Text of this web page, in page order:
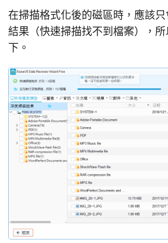
在掃描格式化後的磁區時，應該
結果（快速掃描找不到檔案），
下。